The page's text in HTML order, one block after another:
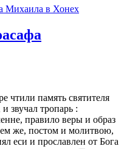
Михаила в Хонех
чтили память святителя
звучал тропарь :
правило веры и образ
же, постом и молитвою,
еси и прославлен от Бога